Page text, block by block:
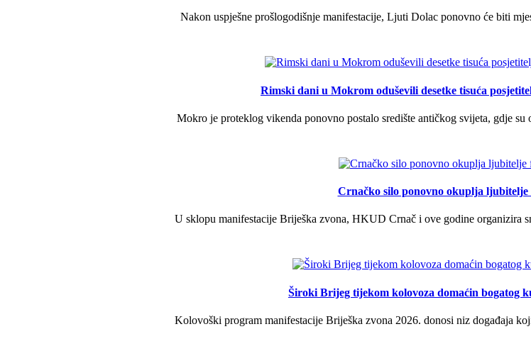
Nakon uspješne prošlogodišnje manifestacije, Ljuti Dolac ponovno će biti
Rimski dani u Mokrom oduševili desetke tisuća
Mokro je proteklog vikenda ponovno postalo središte antičkog svijeta, gdje
Crnačko silo ponovno okuplja
U sklopu manifestacije Briješka zvona, HKUD Crnač i ove godine organizira
Široki Brijeg tijekom kolovoza domaćin bogatog
Kolovoški program manifestacije Briješka zvona 2026. donosi niz događaja